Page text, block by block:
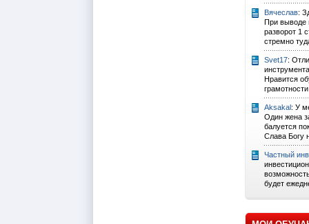
Вячеслав:
При выводе
разворот 1
стремно
Svet17:
Нравится
Aksakal: У
Один жена
балуется
Слава Богу
Частный
будет